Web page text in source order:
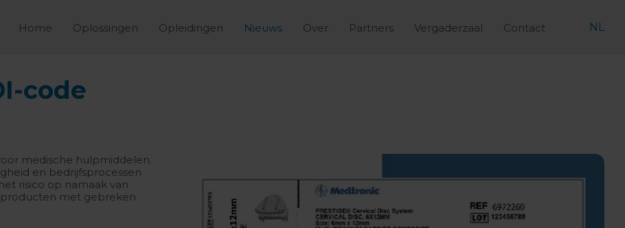
NL
Home Oplossingen Opleidingen Nieuws Over Partners Vergaderzaal Contact
code
medische hulpmiddelen.
en bedrijfsprocessen
risico op namaak van
met gebreken